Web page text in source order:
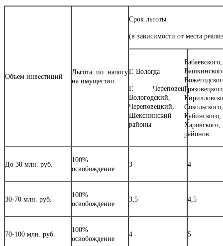
Объем инвестиций
Льгота по налогу
на имущество
Срок льготы
(в зависимости от места
Г. Вологда
Г. Череповец,
Вологодский,
Череповецкий,
Шекснинский
районы
районов
До 30 млн. руб.
100%
освобождение
3 4
30-70 млн. руб.
100%
освобождение
3,5 4,5
70-100 млн. руб.
100%
освобождение
4 5